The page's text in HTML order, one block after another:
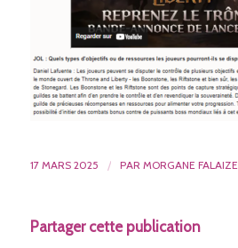
17 MARS 2025 / PAR MORGANE FALAIZE
Partager cette publication